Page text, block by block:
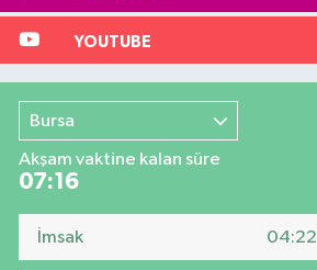
YOUTUBE
Bursa
Akşam vaktine kalan süre
07:15
İmsak 04:22